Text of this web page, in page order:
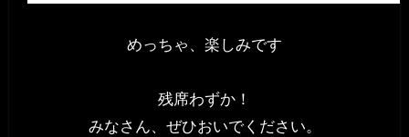
めっちゃ、楽しみです
残席わずか！
みなさん、ぜひおいでください。